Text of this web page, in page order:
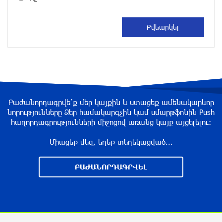
3 ժամ առաջ
Պատմական ամնեզիա. Ինչո՞ւ է Հայաստանը
կրկին վստահում Եվրոպային և մերժում
Ռուսաստանին
Փաշինյան․ «TRIPP-ը կօգնի, որ Հայաստանն ու
3 ժամ առաջ
Բաժանորդագրվե՛ք մեր կայքին և ստացեք ամենակարևոր
նորությունները Ձեր համակարգչին կամ սմարթֆոնին Push
հաղորդագրությունների միջոցով առանց կայք այցելելու։
Միացեք մեզ, եղեք տեղեկացված...
ԲԱԺԱՆՈՐԴԱԳՐՎԵԼ